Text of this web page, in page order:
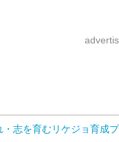
志を育むリケジョ育成